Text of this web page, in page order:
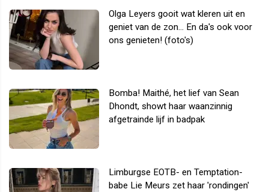
Olga Leyers gooit wat kleren uit en
geniet van de zon... En da's ook voor
ons genieten! (foto's)
Bomba! Maithé, het lief van Sean
Dhondt, showt haar waanzinnig
afgetrainde lijf in badpak
Limburgse EOTB- en Temptation-
babe Lie Meurs zet haar 'rondingen'